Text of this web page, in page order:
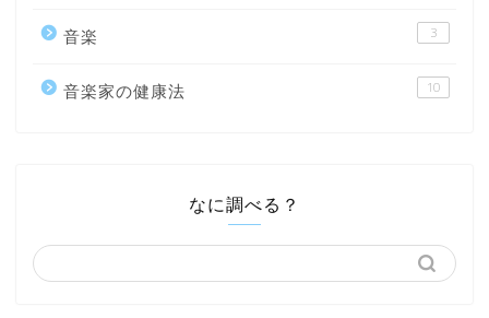
音楽 3
音楽家の健康法 10
なに調べる？